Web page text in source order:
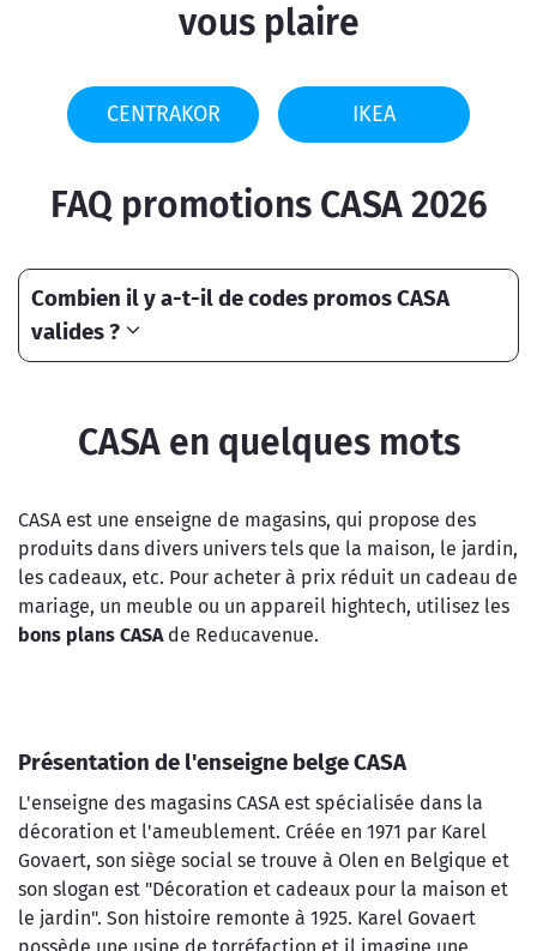
vous plaire
CENTRAKOR IKEA
FAQ promotions CASA 2026
Combien il y a-t-il de codes promos CASA
valides ?
CASA en quelques mots
CASA est une enseigne de magasins, qui propose des
produits dans divers univers tels que la maison, le jardin,
les cadeaux, etc. Pour acheter à prix réduit un cadeau de
mariage, un meuble ou un appareil hightech, utilisez les
bons plans CASAde Reducavenue.
Présentation de l'enseigne belge CASA
L'enseigne des magasins CASA est spécialisée dans la
décoration et l'ameublement. Créée en 1971 par Karel
Govaert, son siège social se trouve à Olen en Belgique et
son slogan est "Décoration et cadeaux pour la maison et
le jardin". Son histoire remonte à 1925. Karel Govaert